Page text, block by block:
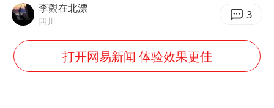
以军士兵把枪口对准中国记者
韩军前线部队连曝丑闻
李覴在北漂
四川 3
打开网易新闻 体验效果更佳